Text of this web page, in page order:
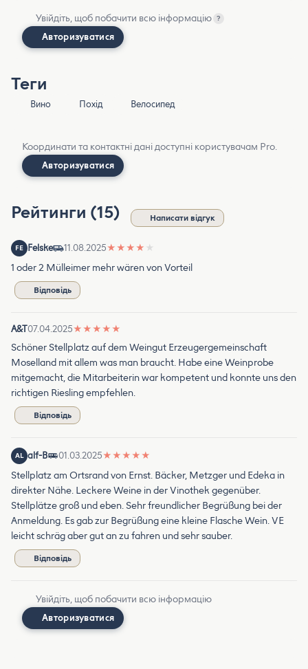
Увійдіть, щоб побачити всю інформацію ?
Авторизуватися
Теги
Вино Похід Велосипед
Координати та контактні дані доступні користувачам Pro.
Авторизуватися
Рейтинги (15) Написати відгук
FE Felske 11.08.2025★ ★ ★ ★ ★
1 oder 2 Mülleimer mehr wären von Vorteil
Відповідь
A&T07.04.2025★ ★ ★ ★ ★
Schöner Stellplatz auf dem Weingut Erzeugergemeinschaft
Moselland mit allem was man braucht. Habe eine Weinprobe
mitgemacht, die Mitarbeiterin war kompetent und konnte uns den
richtigen Riesling empfehlen.
Відповідь
AL alf-B 01.03.2025★ ★ ★ ★ ★
Stellplatz am Ortsrand von Ernst. Bäcker, Metzger und Edeka in
direkter Nähe. Leckere Weine in der Vinothek gegenüber.
Stellplätze groß und eben. Sehr freundlicher Begrüßung bei der
Anmeldung. Es gab zur Begrüßung eine kleine Flasche Wein. VE
leicht schräg aber gut an zu fahren und sehr sauber.
Відповідь
Увійдіть, щоб побачити всю інформацію
Авторизуватися